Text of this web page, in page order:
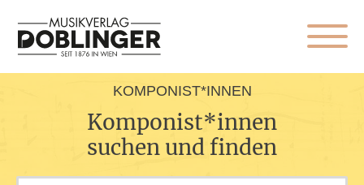
KOMPONIST*INNEN
Komponist*innen
suchen und finden